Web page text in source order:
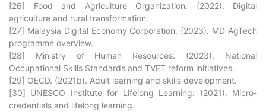
[26] Food and Agriculture Organization. (2022). Digital
agriculture and rural transformation.
[27] Malaysia Digital Economy Corporation. (2023). MD AgTech
programme overview.
[28] Ministry of Human Resources. (2023). National
Occupational Skills Standards and TVET reform initiatives.
[29] OECD. (2021b). Adult learning and skills development.
[30] UNESCO Institute for Lifelong Learning. (2021). Micro-
credentials and lifelong learning.